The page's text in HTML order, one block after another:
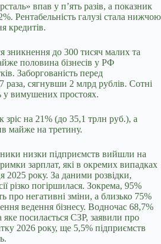
впав у п’ять разів, а показник
Рентабельність галузі стала нижчою
кредитів.
зникнення до 300 тисяч малих та
половина бізнесів у РФ
Заборгованість перед
раза, сягнувши 2 млрд рублів. Сотні
у вимушених простоях.
на 21% (до 35,1 трлн руб.), а
майже на третину.
низки підприємств вийшли на
зарплат, які в окремих випадках
2025 року. За даними розвідки,
різко погіршилася. Зокрема, 95%
про негативні зміни, а близько 75%
ведення бізнесу. Водночас 68,7%
посилається СЗР, заявили про
2026 року, ще 5,5% підприємств